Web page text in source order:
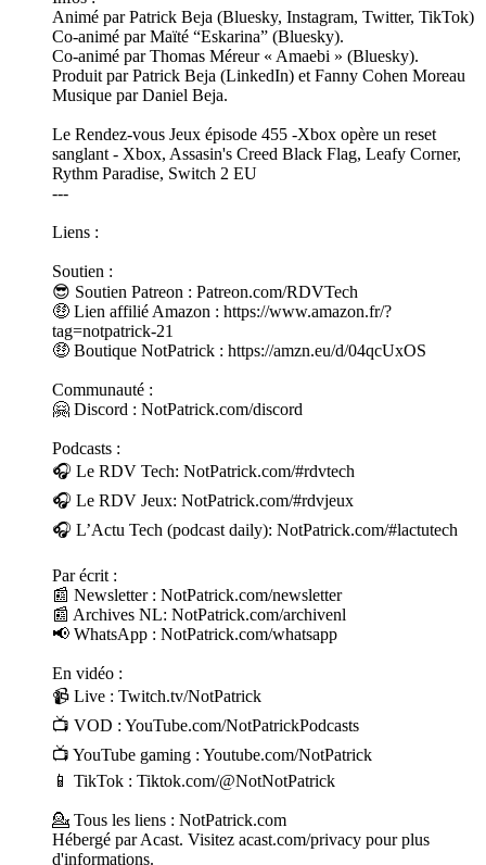
Animé par Patrick Beja (Bluesky, Instagram, Twitter, TikTok)
Co-animé par Maïté “Eskarina” (Bluesky).
Co-animé par Thomas Méreur « Amaebi » (Bluesky).
Produit par Patrick Beja (LinkedIn) et Fanny Cohen Moreau
Musique par Daniel Beja.
Le Rendez-vous Jeux épisode 455 -Xbox opère un reset
sanglant - Xbox, Assasin's Creed Black Flag, Leafy Corner,
Rythm Paradise, Switch 2 EU
---
Liens :
Soutien :
😎 Soutien Patreon : Patreon.com/RDVTech
🤑 Lien affilié Amazon : https://www.amazon.fr/?
tag=notpatrick-21
🤑 Boutique NotPatrick : https://amzn.eu/d/04qcUxOS
Communauté :
🤗 Discord : NotPatrick.com/discord
Podcasts :
🎧 Le RDV Tech: NotPatrick.com/#rdvtech
🎧 Le RDV Jeux: NotPatrick.com/#rdvjeux
🎧 L’Actu Tech (podcast daily): NotPatrick.com/#lactutech
Par écrit :
📰 Newsletter : NotPatrick.com/newsletter
📰 Archives NL: NotPatrick.com/archivenl
📢 WhatsApp : NotPatrick.com/whatsapp
En vidéo :
📹 Live : Twitch.tv/NotPatrick
📺 VOD : YouTube.com/NotPatrickPodcasts
📺 YouTube gaming : Youtube.com/NotPatrick
📱 TikTok : Tiktok.com/@NotNotPatrick
💁 Tous les liens : NotPatrick.com
Hébergé par Acast. Visitez acast.com/privacy pour plus
d'informations.